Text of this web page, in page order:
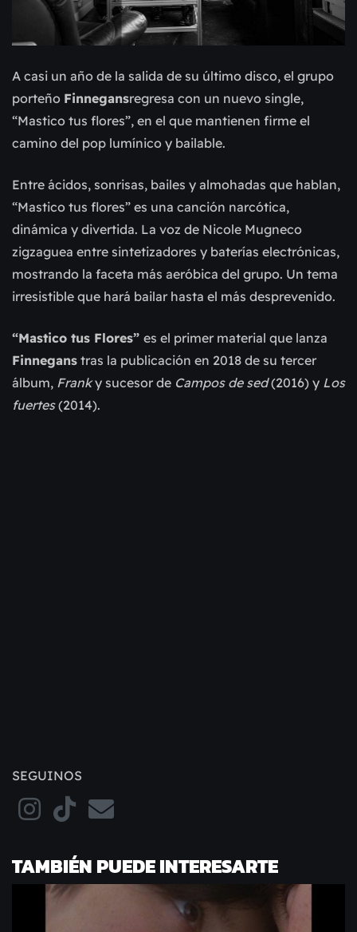
A casi un año de la salida de su último disco, el grupo
porteño Finnegansregresa con un nuevo single,
“Mastico tus flores”, en el que mantienen firme el
camino del pop lumínico y bailable.
Entre ácidos, sonrisas, bailes y almohadas que hablan,
“Mastico tus flores” es una canción narcótica,
dinámica y divertida. La voz de Nicole Mugneco
zigzaguea entre sintetizadores y baterías electrónicas,
mostrando la faceta más aeróbica del grupo. Un tema
irresistible que hará bailar hasta el más desprevenido.
“Mastico tus Flores” es el primer material que lanza
Finnegans tras la publicación en 2018 de su tercer
álbum, Franky sucesor de Campos de sed(2016) y Los
fuertes(2014).
SEGUINOS
TAMBIÉN PUEDE INTERESARTE